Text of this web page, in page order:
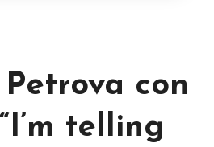
Petrova con
telling